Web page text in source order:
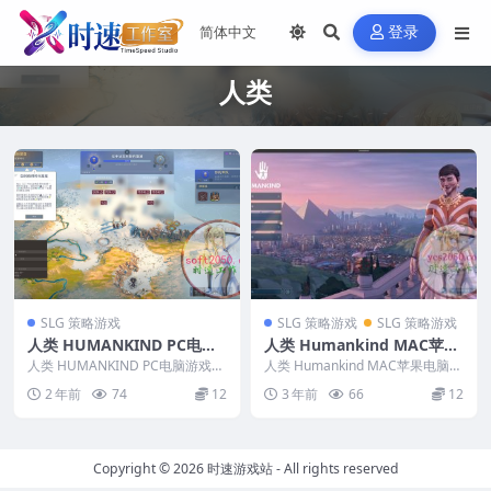
登录
人类
SLG 策略游戏
人类 HUMANKIND PC电脑
游戏 适用WIN11 WIN10
人类 HUMANKIND PC电脑游戏
2 年前 74 12
SLG 策略游戏 SLG 策略游戏
人类 Humankind MAC苹果
电脑游戏 原生中文版 支持12
13 14
人类 Humankind MAC苹果电脑游
戏 原生中文版 支持12 13 14 ...
3 年前 66 12
Copyright © 2026时速游戏站- All rights reserved